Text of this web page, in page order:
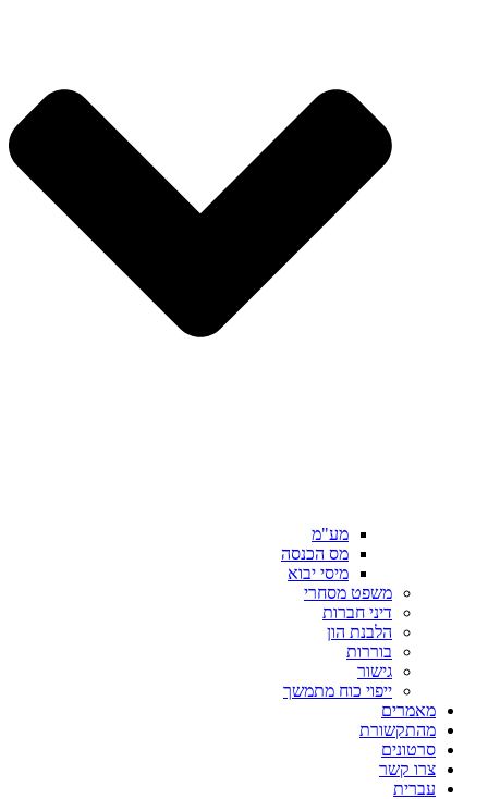
מע"מ
מס הכנסה
מיסי יבוא
משפט מסחרי
דיני חברות
הלבנת הון
בוררות
גישור
ייפוי כוח מתמשך
מאמרים
מהתקשורת
סרטונים
צרו קשר
עברית